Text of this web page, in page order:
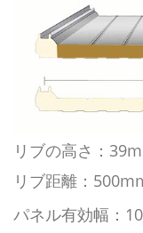
リブの高さ：
リブ距離：
パネル有効幅：